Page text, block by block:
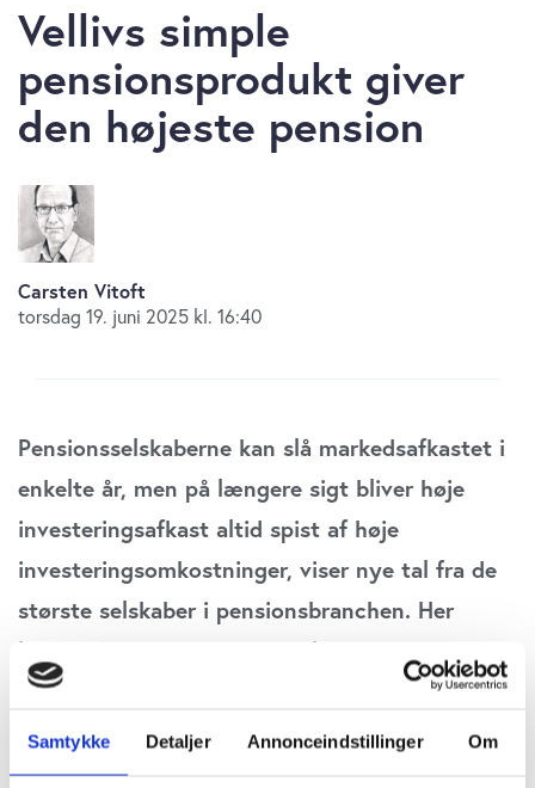
Samtykke Detaljer Annonceindstillinger Om
Vellivs simple
pensionsprodukt giver
den højeste pension
Carsten Vitoft
torsdag 19. juni 2025 kl. 16:40
Pensionsselskaberne kan slå markedsafkastet i
enkelte år, men på længere sigt bliver høje
investeringsafkast altid spist af høje
investeringsomkostninger, viser nye tal fra de
største selskaber i pensionsbranchen. Her
ligger både PFA og Danica blandt de dyreste
selskaber på omkostninger, men de giver også
lavere afkast. Til gengæld har Velliv stor succes
med branchens billigste pensionsprodukt, som